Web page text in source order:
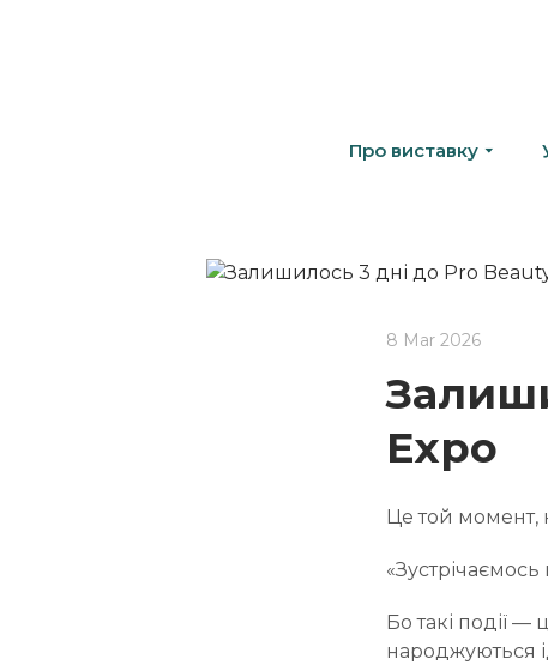
Про виставку
8 Mar 2026
Expo
Це той момент,
«Зустрічаємось
Бо такі події
народжуються